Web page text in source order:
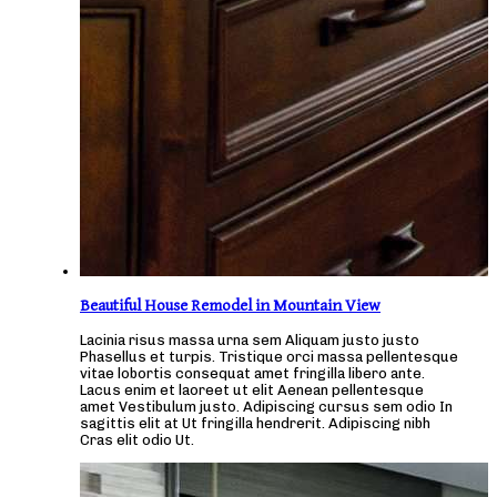
Beautiful House Remodel in Mountain View
Lacinia risus massa urna sem Aliquam justo justo
Phasellus et turpis. Tristique orci massa pellentesque
vitae lobortis consequat amet fringilla libero ante.
Lacus enim et laoreet ut elit Aenean pellentesque
amet Vestibulum justo. Adipiscing cursus sem odio In
sagittis elit at Ut fringilla hendrerit. Adipiscing nibh
Cras elit odio Ut.